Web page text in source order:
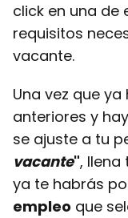
click en una de
requisitos
vacante.
Una vez que
anteriores y
se ajuste a tu
vacante",
ya te habrás
empleo que